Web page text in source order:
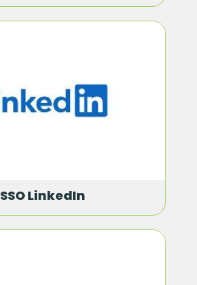
SSO LinkedIn